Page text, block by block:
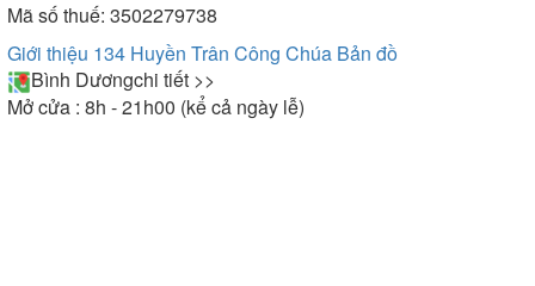
Mã số thuế: 3502279738
Giới thiệu 134 Huyền Trân Công Chúa Bản đồ
Bình Dươngchi tiết >>
Mở cửa : 8h - 21h00 (kể cả ngày lễ)